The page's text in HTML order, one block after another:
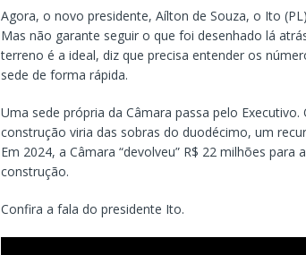
Agora, o novo presidente, Aílton de Souza, o Ito
Mas não garante seguir o que foi desenhado lá
terreno é a ideal, diz que precisa entender os
sede de forma rápida.
Uma sede própria da Câmara passa pelo
construção viria das sobras do duodécimo, um
Em 2024, a Câmara “devolveu” R$ 22 milhões
construção.
Confira a fala do presidente Ito.